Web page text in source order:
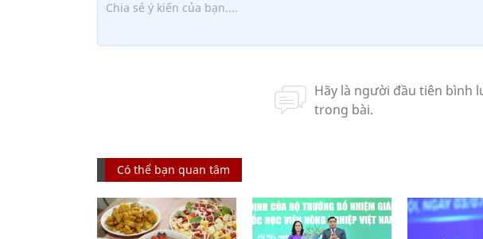
Có thể bạn quan tâm